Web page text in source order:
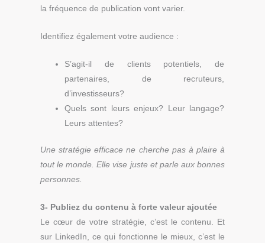
la fréquence de publication vont varier.
Identifiez également votre audience :
S’agit-il de clients potentiels, de
partenaires, de recruteurs,
d’investisseurs?
Quels sont leurs enjeux? Leur langage?
Leurs attentes?
Une stratégie efficace ne cherche pas à plaire à
tout le monde. Elle vise juste et parle aux bonnes
personnes.
3- Publiez du contenu à forte valeur ajoutée
Le cœur de votre stratégie, c’est le contenu. Et
sur LinkedIn, ce qui fonctionne le mieux, c’est le